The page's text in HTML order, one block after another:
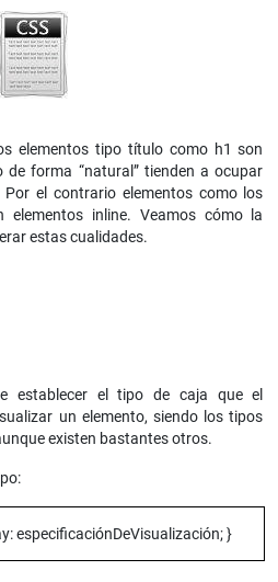
elementos tipo título como h1 son
forma “natural” tienden a ocupar
el contrario elementos como los
elementos inline. Veamos cómo la
estas cualidades.
establecer el tipo de caja que el
un elemento, siendo los tipos
existen bastantes otros.
especificaciónDeVisualización; }